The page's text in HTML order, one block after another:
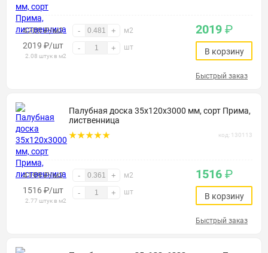
4200 ₽/м2 - + м2
2019 ₽/шт
2.08 штук в м2
- + шт
2019 ₽
В корзину
Быстрый заказ
Палубная доска 35х120х3000 мм, сорт Прима,
лиственница
код: 130113
4199 ₽/м2 - + м2
1516 ₽/шт
2.77 штук в м2
- + шт
1516 ₽
В корзину
Быстрый заказ